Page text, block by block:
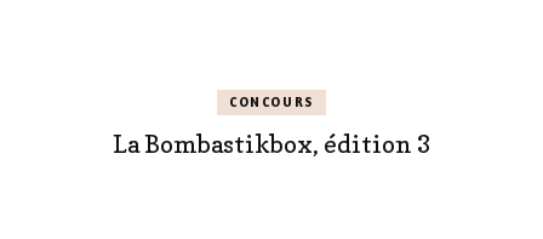
CONCOURS
La Bombastikbox, édition 3